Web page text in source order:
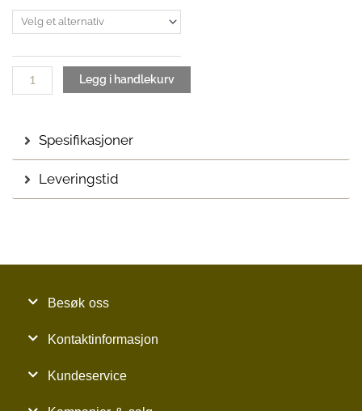
arm
spisestol
antall
Legg i handlekurv
Spesifikasjoner
Leveringstid
Besøk oss
Kontaktinformasjon
Kundeservice